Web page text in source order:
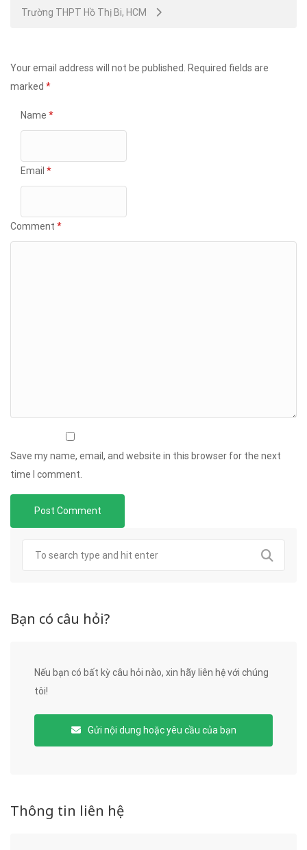
Trường THPT Hồ Thị Bi, HCM
Your email address will not be published.
Required fields are
marked *
Name *
Email *
Comment *
Save my name, email, and website in this browser for the next
time I comment.
Bạn có câu hỏi?
Nếu bạn có bất kỳ câu hỏi nào, xin hãy liên hệ với chúng
tôi!
Gửi nội dung hoặc yêu cầu của bạn
Thông tin liên hệ